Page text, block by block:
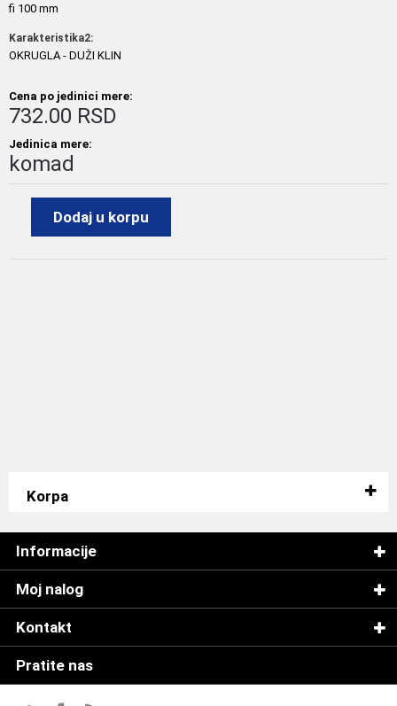
fi 100 mm
Karakteristika2:
OKRUGLA - DUŽI KLIN
Cena po jedinici mere:
732.00 RSD
Jedinica mere:
komad
Dodaj u korpu
Korpa
Informacije
Moj nalog
Kontakt
Pratite nas